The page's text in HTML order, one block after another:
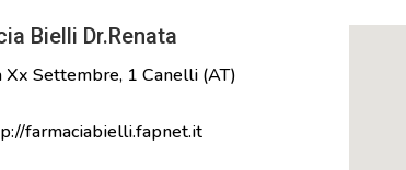
Bielli Dr.Renata
Xx Settembre, 1 Canelli (AT)
farmaciabielli.fapnet.it